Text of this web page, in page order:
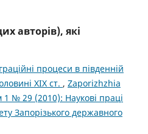
авторів), які
процеси в південній
ХІХ ст. , Zaporizhzhia
№ 29 (2010): Наукові праці
Запорізького державного